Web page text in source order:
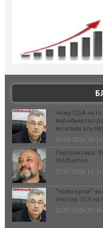
Чому США не
виробництво
можливі
03.08.2026 20:24
Перспектива:
Wildberries
23.07.2026 11:31
“Нова кров”
очолив ЗСУ на
22.07.2026 20:36